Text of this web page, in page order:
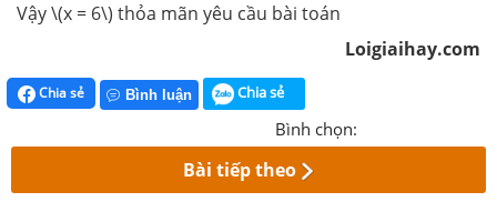
Vậy \(x = 6\) thỏa mãn yêu cầu bài toán
Loigiaihay.com
Chia sẻ Bình luận Chia sẻ
Bình chọn:
Bài tiếp theo